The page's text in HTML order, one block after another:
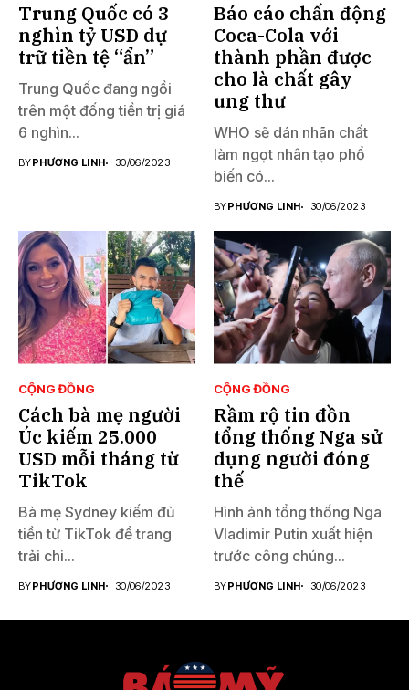
Trung Quốc có 3
nghìn tỷ USD dự
trữ tiền tệ “ẩn”
Trung Quốc đang ngồi
trên một đống tiền trị giá
6 nghìn...
BYPHƯƠNG LINH 30/06/2023
Báo cáo chấn động
Coca-Cola với
thành phần được
cho là chất gây
ung thư
WHO sẽ dán nhãn chất
làm ngọt nhân tạo phổ
biến có...
BYPHƯƠNG LINH 30/06/2023
CỘNG ĐỒNG
Cách bà mẹ người
Úc kiếm 25.000
USD mỗi tháng từ
TikTok
Bà mẹ Sydney kiếm đủ
tiền từ TikTok để trang
trải chi...
BYPHƯƠNG LINH 30/06/2023
CỘNG ĐỒNG
Rầm rộ tin đồn
tổng thống Nga sử
dụng người đóng
thế
Hình ảnh tổng thống Nga
Vladimir Putin xuất hiện
trước công chúng...
BYPHƯƠNG LINH 30/06/2023